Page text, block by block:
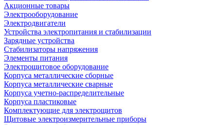
Акционные товары
Электрооборудование
Электродвигатели
Устройства электропитания и стабилизации
Зарядные устройства
Стабилизаторы напряжения
Элементы питания
Электрощитовое оборудование
Корпуса металлические сборные
Корпуса металлические сварные
Корпуса учетно-распределительные
Корпуса пластиковые
Комплектующие для электрощитов
Щитовые электроизмерительные приборы